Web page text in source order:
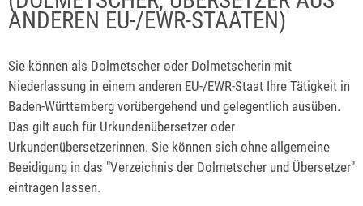
ANDEREN EU-/EWR-STAATEN)
Sie können als Dolmetscher oder Dolmetscherin mit
Niederlassung in einem anderen EU-/EWR-Staat Ihre Tätigkeit in
Baden-Württemberg vorübergehend und gelegentlich ausüben.
Das gilt auch für Urkundenübersetzer oder
Urkundenübersetzerinnen. Sie können sich ohne allgemeine
Beeidigung in das "Verzeichnis der Dolmetscher und Übersetzer"
eintragen lassen.